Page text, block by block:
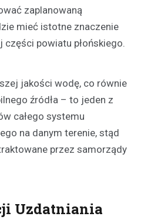
zaplanowaną
mieć istotne znaczenie
powiatu płońskiego.
jakości wodę, co równie
źródła – to jeden z
całego systemu
na danym terenie, stąd
przez samorządy
Uzdatniania